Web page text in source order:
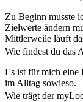
Zu Beginn musste
Zielwerte ändern
Mittlerweile läuft
Wie findest du das
Es ist für mich eine
im Alltag sowieso.
Wie trägt der